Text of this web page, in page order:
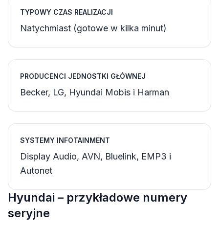
TYPOWY CZAS REALIZACJI
Natychmiast (gotowe w kilka minut)
PRODUCENCI JEDNOSTKI GŁÓWNEJ
Becker, LG, Hyundai Mobis i Harman
SYSTEMY INFOTAINMENT
Display Audio, AVN, Bluelink, EMP3 i
Autonet
Hyundai – przykładowe numery
seryjne